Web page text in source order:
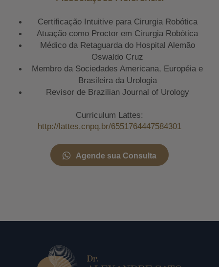
Certificação Intuitive para Cirurgia Robótica
Atuação como Proctor em Cirurgia Robótica
Médico da Retaguarda do Hospital Alemão
Oswaldo Cruz
Membro da Sociedades Americana, Européia e
Brasileira da Urologia
Revisor de Brazilian Journal of Urology
Curriculum Lattes:
http://lattes.cnpq.br/6551764447584301
Agende sua Consulta